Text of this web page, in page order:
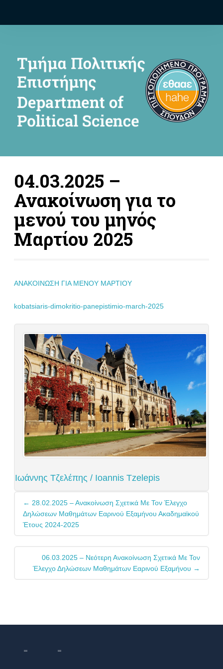
04.03.2025 –
Ανακοίνωση για το
μενού του μηνός
Μαρτίου 2025
ΑΝΑΚΟΙΝΩΣΗ ΓΙΑ ΜΕΝΟΥ MAΡΤΙΟΥ
kobatsiaris-dimokritio-panepistimio-march-2025
Ιωάννης Τζελέπης / Ioannis Tzelepis
Post
navigation
← 28.02.2025 – Ανακοίνωση Σχετικά Με Τον Έλεγχο
Δηλώσεων Μαθημάτων Εαρινού Εξαμήνου Ακαδημαϊκού
Έτους 2024-2025
06.03.2025 – Νεότερη Ανακοίνωση Σχετικά Με Τον
Έλεγχο Δηλώσεων Μαθημάτων Εαρινού Εξαμήνου →